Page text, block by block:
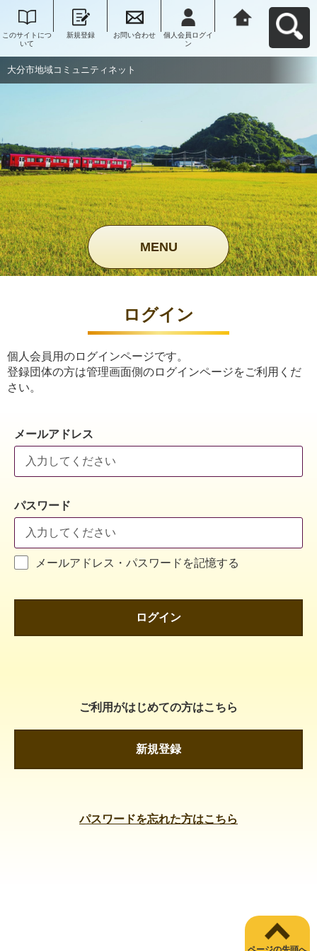
このサイトにつ
いて
新規登録 お問い合わせ
個人会員ログイ
ン
大分市地域コミュニティネット
MENU
ログイン
個人会員用のログインページです。
登録団体の方は管理画面側のログインページをご利用くだ
さい。
メールアドレス
パスワード
メールアドレス・パスワードを記憶する
ログイン
ご利用がはじめての方はこちら
新規登録
パスワードを忘れた方はこちら